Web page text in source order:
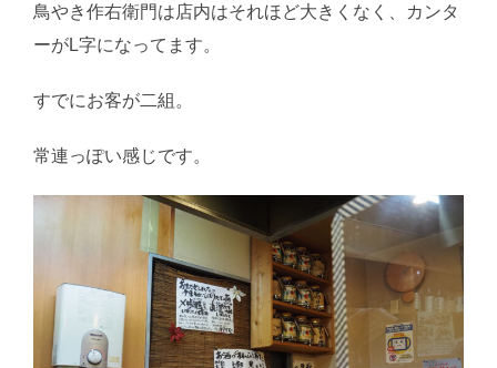
鳥やき作右衛門は店内はそれほど大きくなく、カンタ
ーがL字になってます。
すでにお客が二組。
常連っぽい感じです。